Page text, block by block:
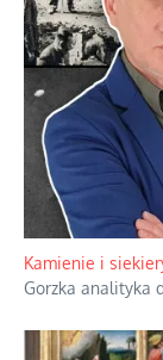
Kamienie i
Gorzka analityka